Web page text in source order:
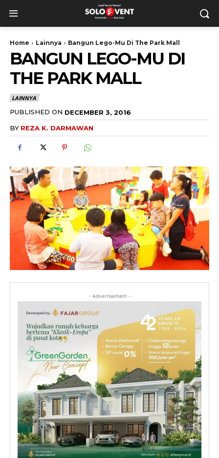
Home Lainnya Bangun Lego-Mu Di The Park Mall
BANGUN LEGO-MU DI
THE PARK MALL
LAINNYA
PUBLISHED ON DECEMBER 3, 2016
BY REZA K. DARMAWAN
- Advertisement -